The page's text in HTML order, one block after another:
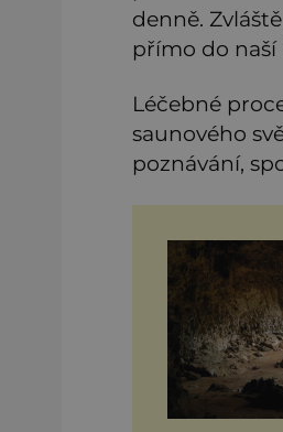
denně.
přímo do naší
Léčebné
saunového
poznávání,